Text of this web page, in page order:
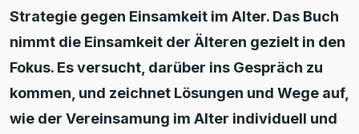
Strategie gegen Einsamkeit im Alter. Das Buch
nimmt die Einsamkeit der Älteren gezielt in den
Fokus. Es versucht, darüber ins Gespräch zu
kommen, und zeichnet Lösungen und Wege auf,
wie der Vereinsamung im Alter individuell und